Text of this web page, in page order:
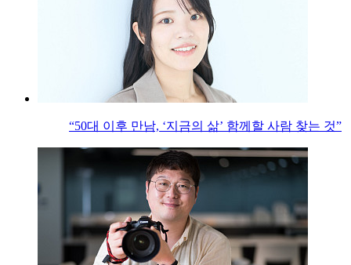
“50대 이후 만남, ‘지금의 삶’ 함께할 사람 찾는 것”